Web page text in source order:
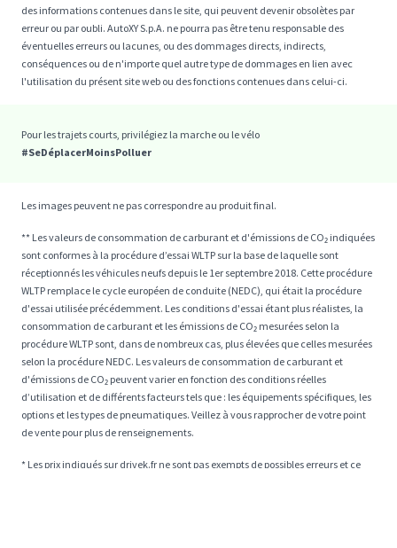
des informations contenues dans le site, qui peuvent devenir obsolètes par
erreur ou par oubli. AutoXY S.p.A. ne pourra pas être tenu responsable des
éventuelles erreurs ou lacunes, ou des dommages directs, indirects,
conséquences ou de n'importe quel autre type de dommages en lien avec
l'utilisation du présent site web ou des fonctions contenues dans celui-ci.
Pour les trajets courts, privilégiez la marche ou le vélo
#SeDéplacerMoinsPolluer
Les images peuvent ne pas correspondre au produit final.
** Les valeurs de consommation de carburant et d'émissions de CO₂ indiquées
sont conformes à la procédure d’essai WLTP sur la base de laquelle sont
réceptionnés les véhicules neufs depuis le 1er septembre 2018. Cette procédure
WLTP remplace le cycle européen de conduite (NEDC), qui était la procédure
d'essai utilisée précédemment. Les conditions d'essai étant plus réalistes, la
consommation de carburant et les émissions de CO₂ mesurées selon la
procédure WLTP sont, dans de nombreux cas, plus élevées que celles mesurées
selon la procédure NEDC. Les valeurs de consommation de carburant et
d'émissions de CO₂ peuvent varier en fonction des conditions réelles
d’utilisation et de différents facteurs tels que : les équipements spécifiques, les
options et les types de pneumatiques. Veillez à vous rapprocher de votre point
de vente pour plus de renseignements.
* Les prix indiqués sur drivek.fr ne sont pas exempts de possibles erreurs et ce